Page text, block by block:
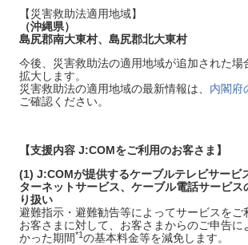
【災害救助法適用地域】
（沖縄県）
島尻郡南大東村、島尻郡北大東村
今後、災害救助法の適用地域が追加された場
拡大します。
災害救助法の適用地域の最新情報は、 内閣府
ご確認ください。
【支援内容 J:COMをご利用のお客さま】
(1) J:COMが提供するケーブルテレビサービ
ターネットサービス、ケーブル電話サービス
り扱い
避難指示・避難勧告等によってサービスをご
お客さまに対して、お客さまからのご申告に
かった期間*1の基本料金等を減免します。